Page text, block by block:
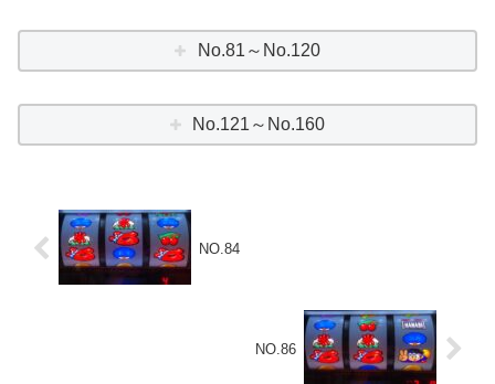
No.81～No.120
No.121～No.160
NO.84
NO.86